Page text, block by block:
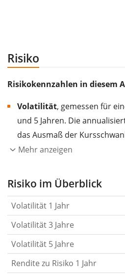
Risiko
Risikokennzahlen in diesem
Volatilität, gemessen für
und 5 Jahren. Die
das Ausmaß der
eines Jahres wider.
Aktie, des ETF, usw.) in der
gelten im Allgemeinen als
berechnen die Volatilität
letzten 1, 3 und 5 Jahre,
die Kursschwankungen im
oder schwächer wurden.
Mehr anzeigen
Risiko im Überblick
Volatilität 1 Jahr
Volatilität 3 Jahre
Volatilität 5 Jahre
Rendite zu Risiko 1 Jahr